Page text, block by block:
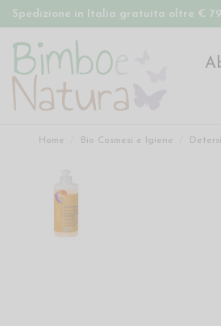
Spedizione in Italia gratuita oltre € 79
Home Bio Cosmesi e Igiene